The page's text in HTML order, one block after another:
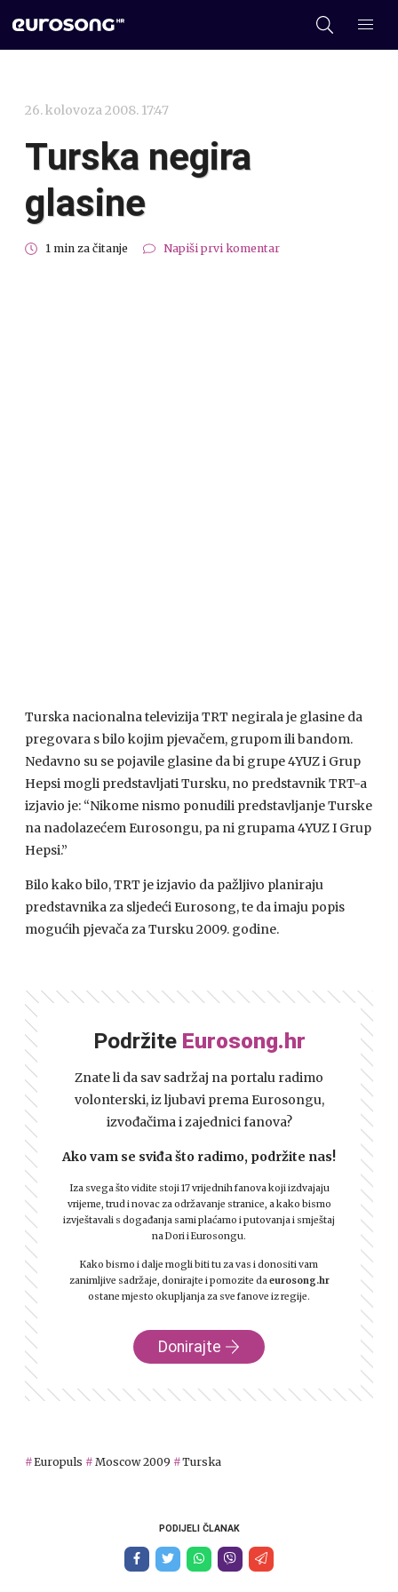
26. kolovoza 2008. 17:47
Turska negira
glasine
1 min za čitanje Napiši prvi komentar
Turska nacionalna televizijaTRT negirala je glasine da
pregovara s bilo kojim pjevačem, grupom ili bandom.
Nedavno su se pojavile glasine da bi grupe 4YUZ i Grup
Hepsi mogli predstavljati Tursku, no predstavnikTRT-a
izjavio je: “Nikome nismo ponudili predstavljanje Turske
na nadolazećem Eurosongu, pa ni grupama 4YUZ I Grup
Hepsi.”
Bilo kako bilo,TRT je izjavio da pažljivo planiraju
predstavnika za sljedeći Eurosong, te da imaju popis
mogućih pjevača za Tursku 2009. godine.
Podržite Eurosong.hr
Znate li da sav sadržaj na portalu radimo
volonterski, iz ljubavi prema Eurosongu,
izvođačima i zajednici fanova?
Ako vam se sviđa što radimo, podržite nas!
Iza svega što vidite stoji 17 vrijednih fanova koji izdvajaju
vrijeme, trud i novac za održavanje stranice, a kako bismo
izvještavali s događanja sami plaćamo i putovanja i smještaj
na Dori i Eurosongu.
Kako bismo i dalje mogli biti tu za vas i donositi vam
zanimljive sadržaje, donirajte i pomozite daeurosong.hr
ostane mjesto okupljanja za sve fanove iz regije.
Donirajte
Europuls Moscow 2009 Turska
PODIJELI ČLANAK